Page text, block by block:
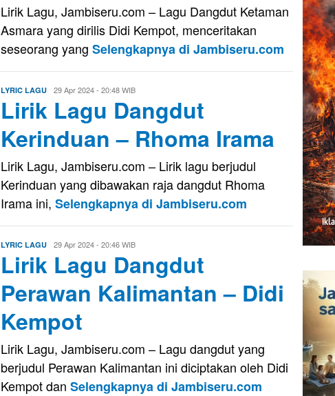
Lirik Lagu, Jambiseru.com – Lagu Dangdut Ketaman
Asmara yang dirilis Didi Kempot, menceritakan
seseorang yang Selengkapnya di Jambiseru.com
LYRIC LAGU Aris
29 Apr 2024 - 20:48 WIB
Lirik Lagu Dangdut
Kerinduan – Rhoma Irama
Lirik Lagu, Jambiseru.com – Lirik lagu berjudul
Kerinduan yang dibawakan raja dangdut Rhoma
Irama ini, Selengkapnya di Jambiseru.com
LYRIC LAGU Aris
29 Apr 2024 - 20:46 WIB
Lirik Lagu Dangdut
Perawan Kalimantan – Didi
Kempot
Lirik Lagu, Jambiseru.com – Lagu dangdut yang
berjudul Perawan Kalimantan ini diciptakan oleh Didi
Kempot dan Selengkapnya di Jambiseru.com